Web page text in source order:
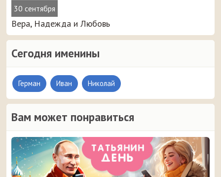
30 сентября
Вера, Надежда и Любовь
Сегодня именины
Герман Иван Николай
Вам может понравиться